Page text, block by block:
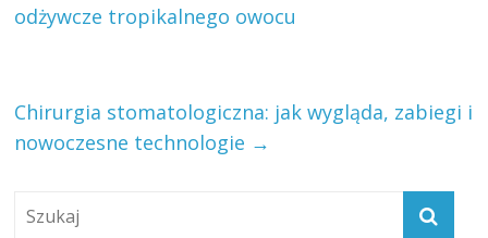
odżywcze tropikalnego owocu
Chirurgia stomatologiczna: jak wygląda, zabiegi i
nowoczesne technologie →